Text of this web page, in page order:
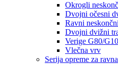
Okrogli
Dvojni očesni
Ravni
Dvojni dvižni
Verige G80/
Vlečna vrv
Serija opreme za